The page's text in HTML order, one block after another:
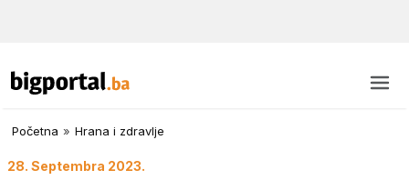
Početna » Hrana i zdravlje
28. Septembra 2023.